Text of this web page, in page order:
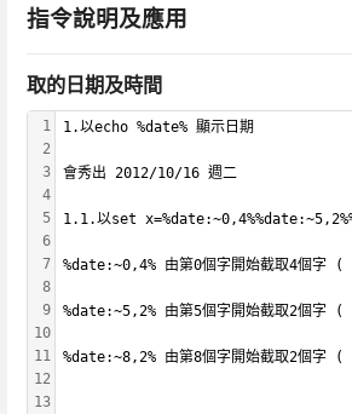
指令說明及應用
取的日期及時間
1
2
3
4
5
6
7
8
9
10
11
12
13
1.以echo %date% 顯示日期
會秀出 2012/10/16 週二
1.1.以set
%date:~0,4% 由第0個字開始截取4個字
%date:~5,2% 由第5個字開始截取2個字
%date:~8,2% 由第8個字開始截取2個字